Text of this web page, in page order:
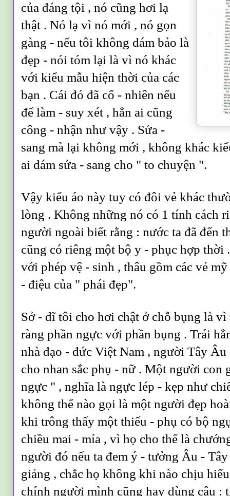
của đáng tội , nó cũng hơi lạ
thật . Nó lạ vì nó mới , nó gọn
gàng - nếu tôi không dám bảo là
đẹp - nói tóm lại là vì nó khác
với kiểu mẫu hiện thời của các
bạn . Cái đó đã cố - nhiên nếu
để làm - suy xét , hẳn ai cũng
công - nhận như vậy . Sửa -
sang mà lại không mới , không khác
ai dám sửa - sang cho " to chuyện ".
Vậy kiểu áo này tuy có đôi vẻ khác
lòng . Không những nó có 1 tính cách
người ngoài biết rằng : nước ta đã đến
cũng có riêng một bộ y - phục hợp thời
với phép vệ - sinh , thâu gồm các vẻ
- điệu của " phái đẹp".
Sở - dĩ tôi cho hơi chật ở chỗ bụng là
ràng phần ngực với phần bụng . Trái
nhà đạo - đức Việt Nam , người Tây
cho nhan sắc phụ - nữ . Một người con
ngực " , nghĩa là ngực lép - kẹp như
không thể nào gọi là một người đẹp
khi trông thấy một thiếu - phụ có bộ
chiều mai - mỉa , vì họ cho thế là
người đó nếu ta đem ý - tưởng Âu -
giảng , chắc họ không khi nào chịu
chính người mình cũng hay dùng câu :